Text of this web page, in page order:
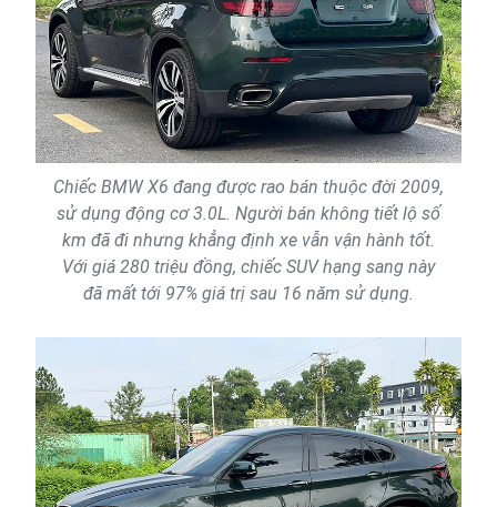
Chiếc BMW X6 đang được rao bán thuộc đời 2009,
sử dụng động cơ 3.0L. Người bán không tiết lộ số
km đã đi nhưng khẳng định xe vẫn vận hành tốt.
Với giá 280 triệu đồng, chiếc SUV hạng sang này
đã mất tới 97% giá trị sau 16 năm sử dụng.